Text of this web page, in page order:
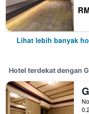
Lihat lebih banyak
Hotel terdekat dengan